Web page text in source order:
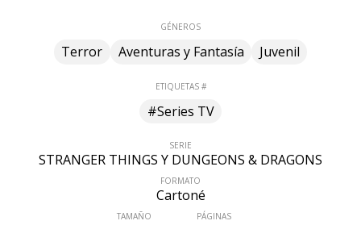
GÉNEROS
Terror Aventuras y Fantasía Juvenil
ETIQUETAS #
#Series TV
SERIE
STRANGER THINGS Y DUNGEONS & DRAGONS
FORMATO
Cartoné
TAMAÑO PÁGINAS